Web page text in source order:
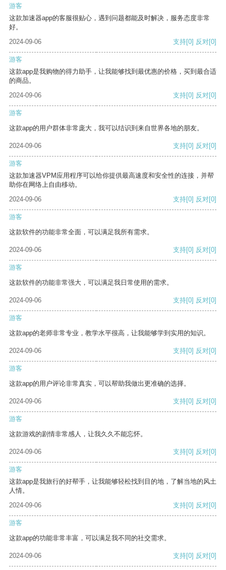
游客
这款加速器app的客服很贴心，遇到问题都能及时解决，服务态度非常
好。
2024-09-06
支持[0] 反对[0]
游客
这款app是我购物的得力助手，让我能够找到最优惠的价格，买到最合适
的商品。
2024-09-06
支持[0] 反对[0]
游客
这款app的用户群体非常庞大，我可以结识到来自世界各地的朋友。
2024-09-06 支持[0] 反对[0]
游客
这款加速器VPM应用程序可以给你提供最高速度和安全性的连接，并帮
助你在网络上自由移动。
2024-09-06
支持[0] 反对[0]
游客
这款软件的功能非常全面，可以满足我所有需求。
2024-09-06 支持[0] 反对[0]
游客
这款软件的功能非常强大，可以满足我日常使用的需求。
2024-09-06 支持[0] 反对[0]
游客
这款app的老师非常专业，教学水平很高，让我能够学到实用的知识。
2024-09-06 支持[0] 反对[0]
游客
这款app的用户评论非常真实，可以帮助我做出更准确的选择。
2024-09-06 支持[0] 反对[0]
游客
这款游戏的剧情非常感人，让我久久不能忘怀。
2024-09-06 支持[0] 反对[0]
游客
这款app是我旅行的好帮手，让我能够轻松找到目的地，了解当地的风土
人情。
2024-09-06
支持[0] 反对[0]
游客
这款app的功能非常丰富，可以满足我不同的社交需求。
2024-09-06 支持[0] 反对[0]